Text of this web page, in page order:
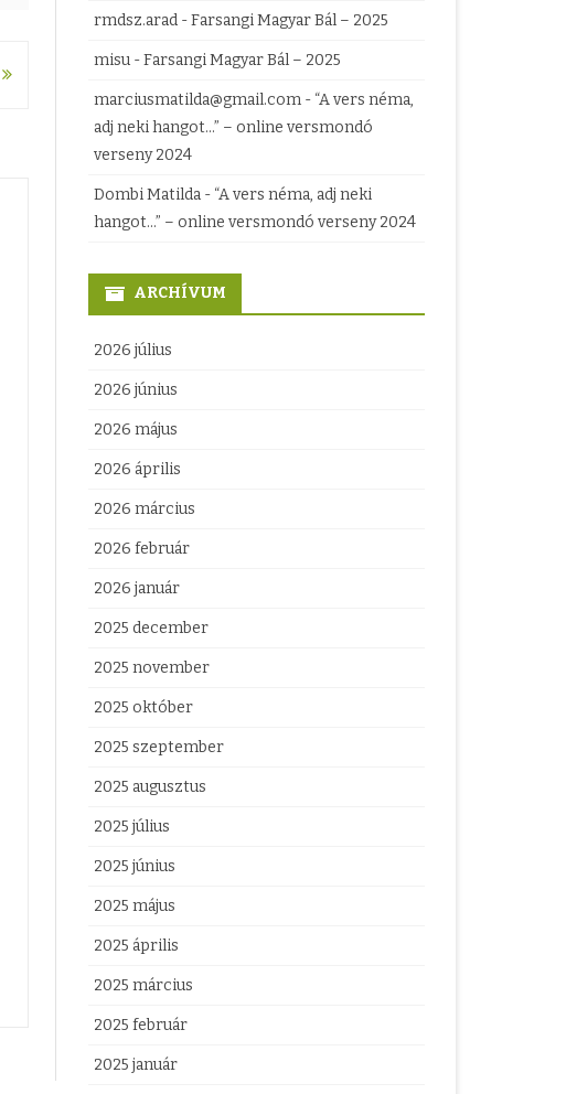
rmdsz.arad -Farsangi Magyar Bál – 2025
misu -Farsangi Magyar Bál – 2025
marciusmatilda@gmail.com - “A vers néma,
adj neki hangot…” – online versmondó
verseny 2024
Dombi Matilda - “A vers néma, adj neki
hangot…” – online versmondó verseny 2024
ARCHÍVUM
2026 július
2026 június
2026 május
2026 április
2026 március
2026 február
2026 január
2025 december
2025 november
2025 október
2025 szeptember
2025 augusztus
2025 július
2025 június
2025 május
2025 április
2025 március
2025 február
2025 január